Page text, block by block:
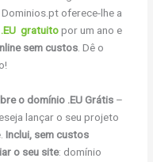
oferece-lhe a
gratuitopor um ano e
sem custos. Dê o
o domínio .EU Grátis –
lançar o seu projeto
Inclui, sem custos
o seu site: domínio